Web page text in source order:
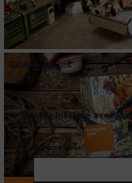
Catalogue STIHL
Restez informé avec la
Adresse E-mail